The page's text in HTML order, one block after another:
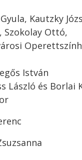
Kautzky
Szokolay Ottó,
István
László és Borlai